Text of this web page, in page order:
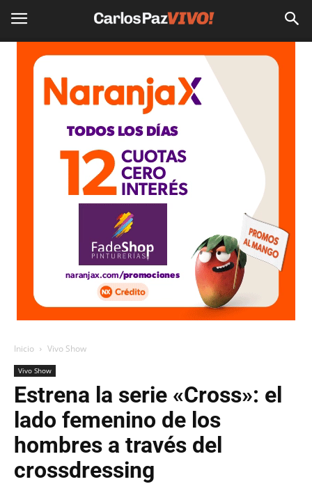
Inicio Vivo Show
Vivo Show
Estrena la serie «Cross»: el
lado femenino de los
hombres a través del
crossdressing